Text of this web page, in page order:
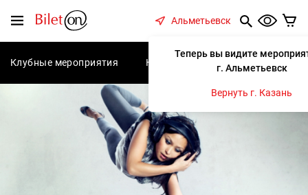
Меню
Альметьевск
Теперь вы видите
г. Альметьевск
Вернуть г. Казань
Клубные мероприятия Концерты Спектакли